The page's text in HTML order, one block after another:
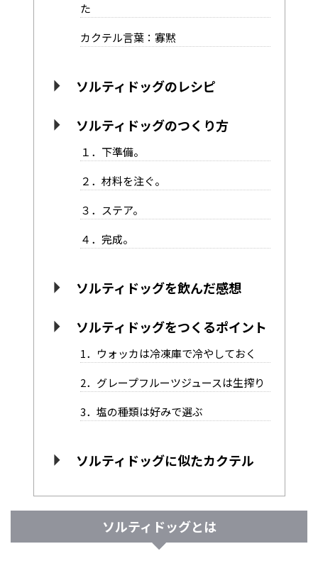
た
カクテル言葉：寡黙
ソルティドッグのレシピ
ソルティドッグのつくり方
１．下準備。
２．材料を注ぐ。
３．ステア。
４．完成。
ソルティドッグを飲んだ感想
ソルティドッグをつくるポイント
1．ウォッカは冷凍庫で冷やしておく
2．グレープフルーツジュースは生搾り
3．塩の種類は好みで選ぶ
ソルティドッグに似たカクテル
ソルティドッグとは